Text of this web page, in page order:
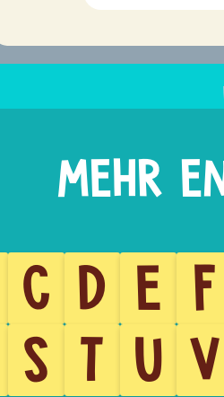
C D E F
S T U V